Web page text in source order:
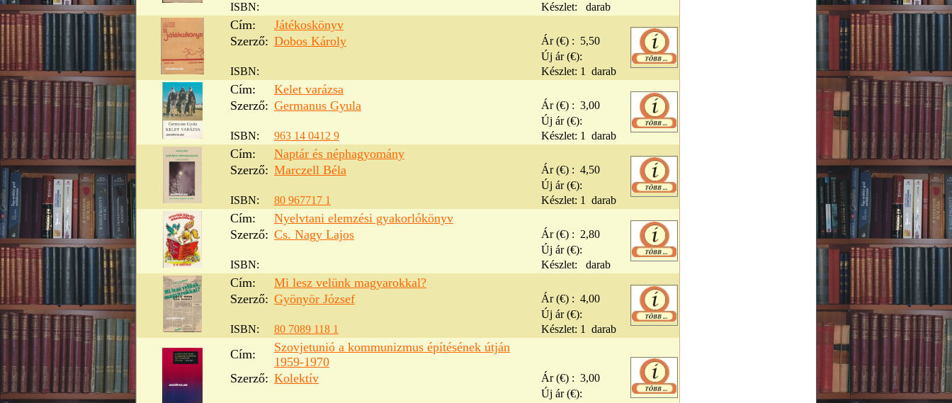
ISBN:
Készlet: darab
Cím:
Játékoskönyv
Szerző: Dobos Károly Ár (€) : 5,50
Új ár (€):
ISBN:
Készlet: 1 darab
Cím:
Kelet varázsa
Szerző: Germanus Gyula Ár (€) : 3,00
Új ár (€):
ISBN:
963 14 0412 9 Készlet: 1 darab
Cím:
Naptár és néphagyomány
Szerző: Marczell Béla Ár (€) : 4,50
Új ár (€):
ISBN:
80 967717 1 Készlet: 1 darab
Cím:
Nyelvtani elemzési gyakorlókönyv
Szerző: Cs. Nagy Lajos Ár (€) : 2,80
Új ár (€):
ISBN:
Készlet: darab
Cím:
Mi lesz velünk magyarokkal?
Szerző: Gyönyör József Ár (€) : 4,00
Új ár (€):
ISBN:
80 7089 118 1 Készlet: 1 darab
Cím:
Szovjetunió a kommunizmus építésének útján
1959-1970
Szerző: Kolektív Ár (€) : 3,00
Új ár (€):